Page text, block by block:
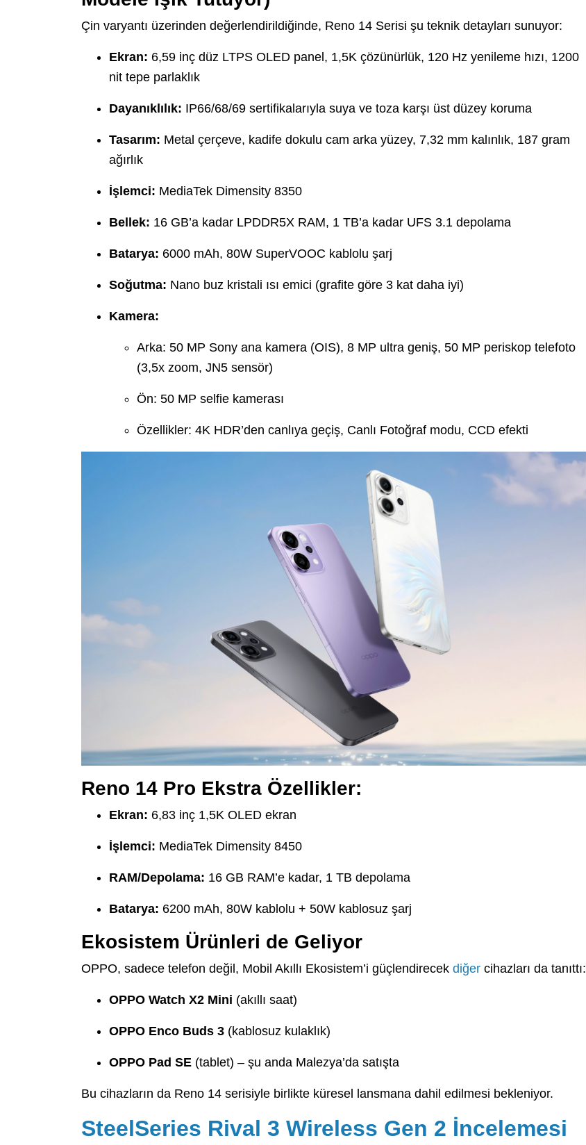
Çin varyantı üzerinden değerlendirildiğinde, Reno 14 Serisi şu teknik detayları sunuyor:
Ekran: 6,59 inç düz LTPS OLED panel, 1,5K çözünürlük, 120 Hz yenileme hızı, 1200
nit tepe parlaklık
Dayanıklılık: IP66/68/69 sertifikalarıyla suya ve toza karşı üst düzey koruma
Tasarım: Metal çerçeve, kadife dokulu cam arka yüzey, 7,32 mm kalınlık, 187 gram
ağırlık
İşlemci: MediaTek Dimensity 8350
Bellek: 16 GB’a kadar LPDDR5X RAM, 1 TB’a kadar UFS 3.1 depolama
Batarya: 6000 mAh, 80W SuperVOOC kablolu şarj
Soğutma: Nano buz kristali ısı emici (grafite göre 3 kat daha iyi)
Kamera:
Arka: 50 MP Sony ana kamera (OIS), 8 MP ultra geniş, 50 MP periskop telefoto
(3,5x zoom, JN5 sensör)
Ön: 50 MP selfie kamerası
Özellikler: 4K HDR’den canlıya geçiş, Canlı Fotoğraf modu, CCD efekti
Reno 14 Pro Ekstra Özellikler:
Ekran: 6,83 inç 1,5K OLED ekran
İşlemci: MediaTek Dimensity 8450
RAM/Depolama: 16 GB RAM’e kadar, 1 TB depolama
Batarya: 6200 mAh, 80W kablolu + 50W kablosuz şarj
Ekosistem Ürünleri de Geliyor
OPPO, sadece telefon değil, Mobil Akıllı Ekosistem’i güçlendirecek diğer cihazları da tanıttı:
OPPO Watch X2 Mini (akıllı saat)
OPPO Enco Buds 3 (kablosuz kulaklık)
OPPO Pad SE (tablet) – şu anda Malezya’da satışta
Bu cihazların da Reno 14 serisiyle birlikte küresel lansmana dahil edilmesi bekleniyor.
SteelSeries Rival 3 Wireless Gen 2 İncelemesi